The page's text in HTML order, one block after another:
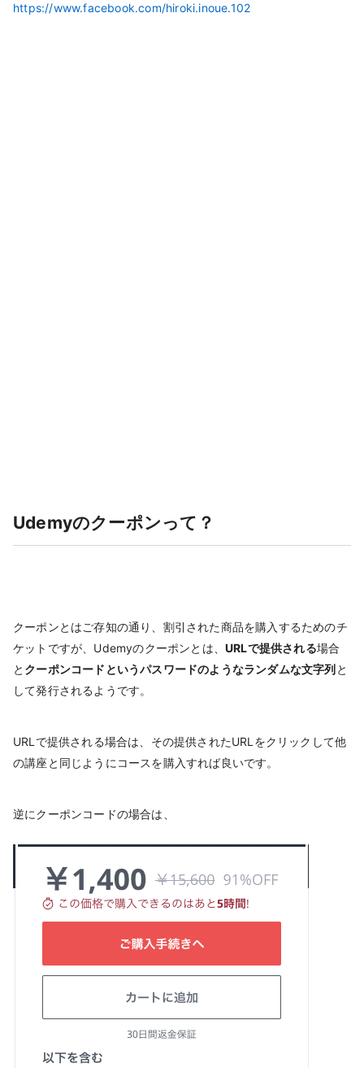
https://www.facebook.com/hiroki.inoue.102
Udemyのクーポンって？
クーポンとはご存知の通り、割引された商品を購入するためのチ
ケットですが、Udemyのクーポンとは、 URLで提供される場合
と クーポンコードというパスワードのようなランダムな文字列と
して発行されるようです。
URLで提供される場合は、その提供されたURLをクリックして他
の講座と同じようにコースを購入すれば良いです。
逆にクーポンコードの場合は、